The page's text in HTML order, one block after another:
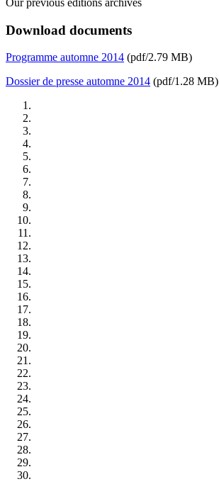
Our previous editions archives
Download documents
Programme automne 2014 (pdf/2.79 MB)
Dossier de presse automne 2014 (pdf/1.28 MB)